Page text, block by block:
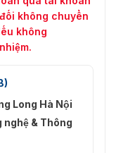
không chuyển
không
Long Hà Nội
nghệ & Thông